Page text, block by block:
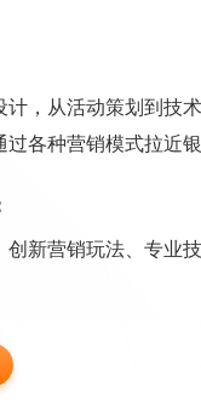
计，从活动策划到技
各种营销模式拉近
创新营销玩法、专业